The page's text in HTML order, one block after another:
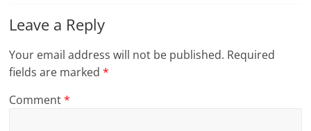
Leave a Reply
Your email address will not be published. Required
fields are marked*
Comment*